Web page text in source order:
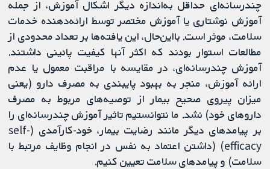
چندرسانه‌ای حداقل به‌اندازه دیگر اشکال آموزش، از جمله
آموزش نوشتاری یا آموزش مختصر توسط ارائه‌دهنده خدمات
سلامت، موثر است. بااین‌حال، این یافته‌ها بر تعداد محدودی از
مطالعات استوار بودند که اکثر آنها کیفیت پائینی داشتند.
آموزش چندرسانه‌ای، در مقایسه با مراقبت معمول یا عدم
ارائه آموزش، منجر به بهبود پایبندی به مصرف دارو (یعنی
میزان پیروی صحیح بیمار از توصیه‌های مربوط به مصرف
داروهای خود) نشد. ما نتوانستیم تاثیر آموزش چندرسانه‌ای را
بر پیامدهای دیگر مانند رضایت بیمار، خود-کارآمدی (self-
efficacy) (داشتن اعتماد به نفس در انجام وظایف مرتبط با
سلامت) و پیامدهای سلامت تعیین کنیم.